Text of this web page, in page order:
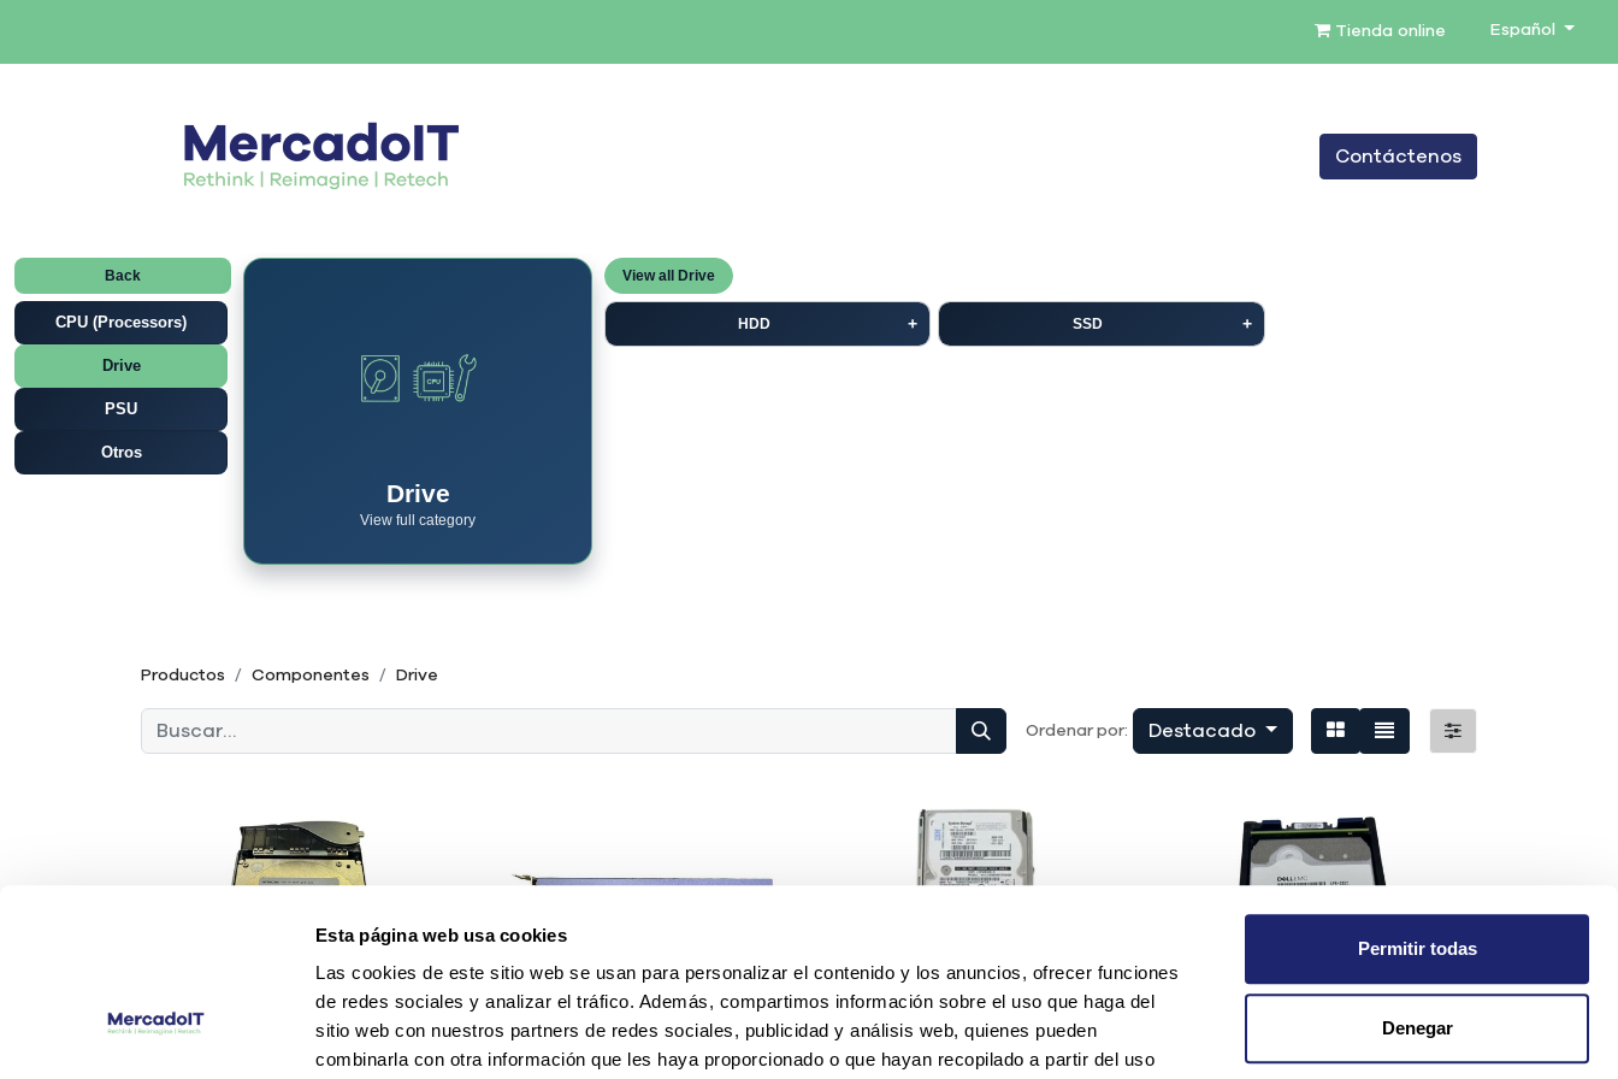
Esta página web usa cookies
Las cookies de este sitio web se usan para personalizar el contenido y los anuncios, ofrecer funciones
de redes sociales y analizar el tráfico. Además, compartimos información sobre el uso que haga del
sitio web con nuestros partners de redes sociales, publicidad y análisis web, quienes pueden
combinarla con otra información que les haya proporcionado o que hayan recopilado a partir del uso
Permitir todas
Denegar
Tienda online Español
BLOG
Contáctenos
Back
CPU (Processors)
Drive
PSU
Otros
Drive
View full category
View all Drive
HDD SSD
Productos Componentes Drive
Ordenar por: Destacado